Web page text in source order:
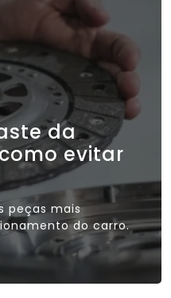
da
evitar
peças mais
do carro.